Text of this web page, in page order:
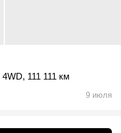
4WD, 111 111 км
9 июля